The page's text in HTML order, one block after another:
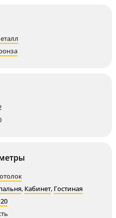
, Кабинет, Гостиная